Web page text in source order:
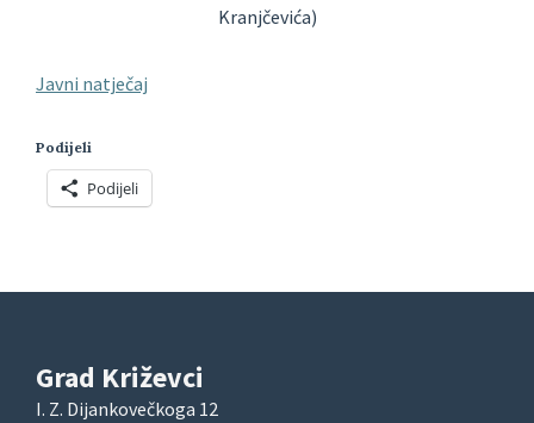
Kranjčevića)
Javni natječaj
Podijeli
Podijeli
Grad Križevci
I. Z. Dijankovečkoga 12